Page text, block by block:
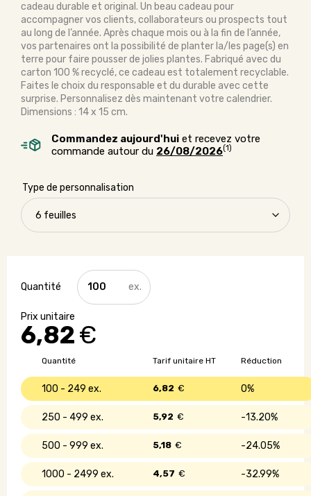
cadeau durable et original. Un beau cadeau pour
accompagner vos clients, collaborateurs ou prospects tout
au long de l’année. Après chaque mois ou à la fin de l’année,
vos partenaires ont la possibilité de planter la/les page(s) en
terre pour faire pousser de jolies plantes. Fabriqué avec du
carton 100 % recyclé, ce cadeau est totalement recyclable.
Faites le choix du responsable et du durable avec cette
surprise. Personnalisez dès maintenant votre calendrier.
Dimensions : 14 x 15 cm.
Commandez aujourd'hui et recevez votre
commande autour du 26/08/2026(1)
Type de personnalisation
6,82€
quantité
de
Calendrier
planter
avec
Quantité Réduction
Tarif unitaire HT
100 - 249 0%
6,82 €
250 - 499 13.20%
5,92 €
500 - 999 24.05%
5,18 €
1000 - 2499 32.99%
4,57 €